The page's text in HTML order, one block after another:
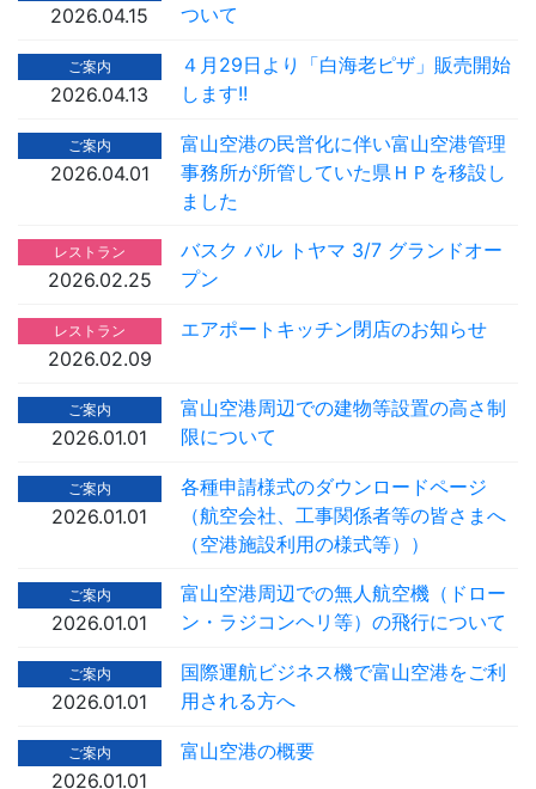
2026.04.15
ついて
ご案内
2026.04.13
４月29日より「白海老ピザ」販売開始
します!!
ご案内
2026.04.01
富山空港の民営化に伴い富山空港管理
事務所が所管していた県ＨＰを移設し
ました
レストラン
2026.02.25
バスク バル トヤマ 3/7 グランドオー
プン
レストラン
2026.02.09
エアポートキッチン閉店のお知らせ
ご案内
2026.01.01
富山空港周辺での建物等設置の高さ制
限について
ご案内
2026.01.01
各種申請様式のダウンロードページ
（航空会社、工事関係者等の皆さまへ
（空港施設利用の様式等））
ご案内
2026.01.01
富山空港周辺での無人航空機（ドロー
ン・ラジコンヘリ等）の飛行について
ご案内
2026.01.01
国際運航ビジネス機で富山空港をご利
用される方へ
ご案内
2026.01.01
富山空港の概要